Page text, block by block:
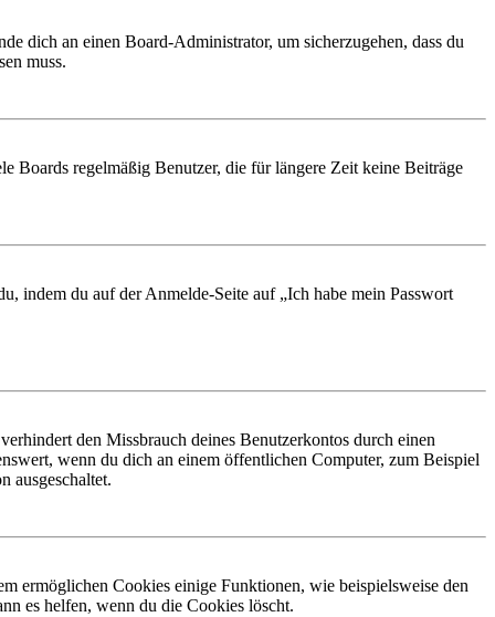
dich an einen Board-Administrator, um sicherzugehen, dass du
muss.
Boards regelmäßig Benutzer, die für längere Zeit keine Beiträge
indem du auf der Anmelde-Seite auf „Ich habe mein Passwort
den Missbrauch deines Benutzerkontos durch einen
wenn du dich an einem öffentlichen Computer, zum Beispiel
ausgeschaltet.
ermöglichen Cookies einige Funktionen, wie beispielsweise den
es helfen, wenn du die Cookies löscht.